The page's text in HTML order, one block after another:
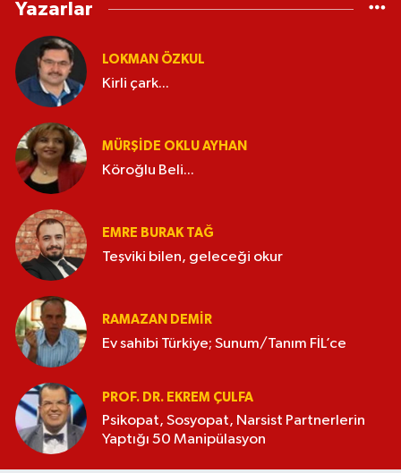
Yazarlar
LOKMAN ÖZKUL
Kirli çark...
MÜRŞIDE OKLU AYHAN
Köroğlu Beli...
EMRE BURAK TAĞ
Teşviki bilen, geleceği okur
RAMAZAN DEMİR
Ev sahibi Türkiye; Sunum/Tanım FİL’ce
PROF. DR. EKREM ÇULFA
Psikopat, Sosyopat, Narsist Partnerlerin
Yaptığı 50 Manipülasyon